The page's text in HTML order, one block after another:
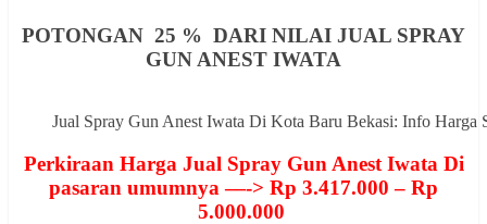
POTONGAN 25 % DARI NILAI JUAL SPRAY
GUN ANEST IWATA
Jual Spray Gun Anest Iwata Di Kota Baru Bekasi: Info
Perkiraan Harga Jual Spray Gun Anest Iwata Di
pasaran umumnya —-> Rp 3.417.000 – Rp
5.000.000